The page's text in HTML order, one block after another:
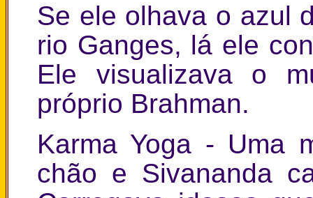
Se ele olhava o azul
rio Ganges, lá ele
Ele visualizava o
próprio Brahman.
Karma Yoga - Uma
chão e Sivananda